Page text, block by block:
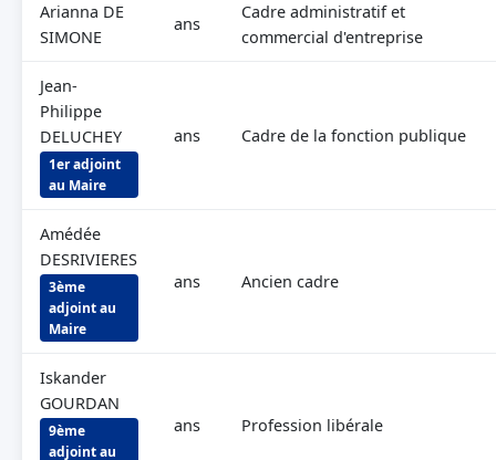
Arianna DE
SIMONE
ans
Cadre administratif et
commercial d'entreprise
Jean-
Philippe
DELUCHEY
1er adjoint
au Maire
ans Cadre de la fonction publique
Amédée
DESRIVIERES
3ème
adjoint au
Maire
ans Ancien cadre
Iskander
GOURDAN
9ème
adjoint au
ans Profession libérale